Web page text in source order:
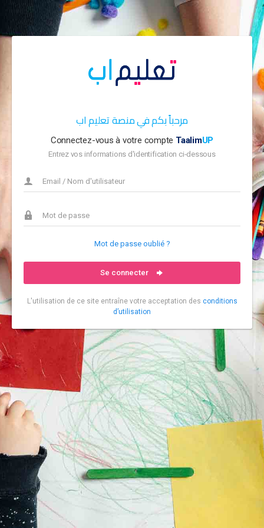
مرحباً بكم في منصة تعليم اب
Connectez-vous à votre compte TaalimUP
Entrez vos informations d'identification ci-dessous
Mot de passe oublié ?
Se connecter
L'utilisation de ce site entraîne votre acceptation des conditions
d’utilisation